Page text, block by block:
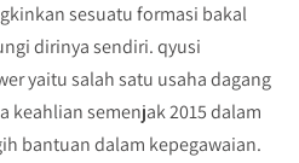
sesuatu formasi bakal
dirinya sendiri. qyusi
yaitu salah satu usaha dagang
keahlian semenjak 2015 dalam
bantuan dalam kepegawaian.